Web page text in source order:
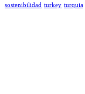
sostenibilidad turkey turquia